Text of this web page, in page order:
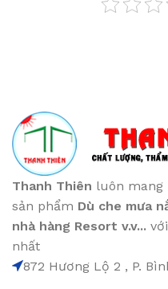
Thanh Thiên luôn mang
sản phẩm Dù che mưa
nhà hàng Resort v.v...
nhất
872 Hương Lộ 2 , P.